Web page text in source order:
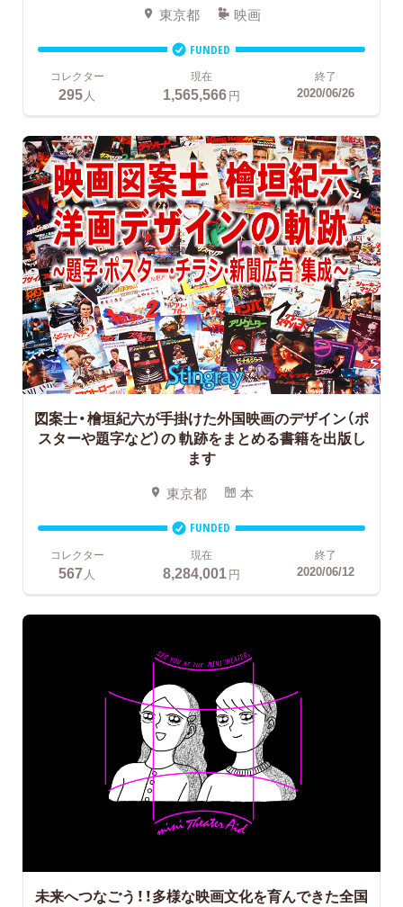
東京都 映画
FUNDED
コレクター
295人
現在
1,565,566円
終了
2020/06/26
図案士・檜垣紀六が手掛けた外国映画のデザイン（ポ
スターや題字など）の軌跡をまとめる書籍を出版し
ます
東京都 本
FUNDED
コレクター
567人
現在
8,284,001円
終了
2020/06/12
未来へつなごう！！多様な映画文化を育んできた全国